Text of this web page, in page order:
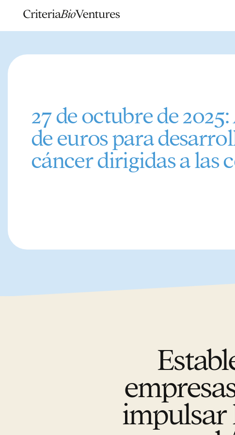
27 de octubre de
de euros para
cáncer dirigidas a las
impulsar